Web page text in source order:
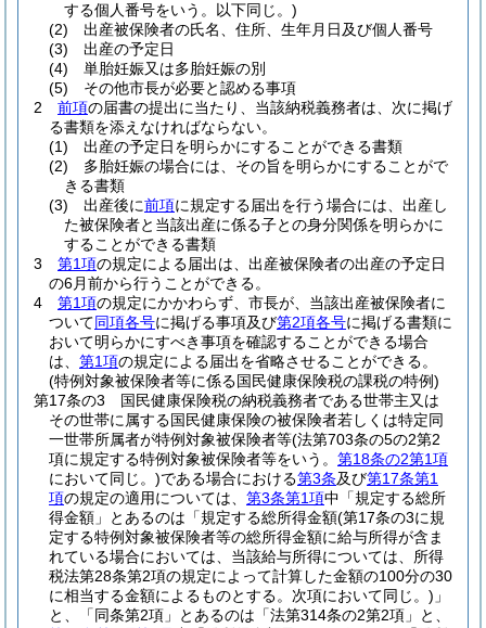
する個人番号をいう。以下同じ。)
(2)
出産被保険者の氏名、住所、生年月日及び個人番号
(3)
出産の予定日
(4)
単胎妊娠又は多胎妊娠の別
(5)
その他市長が必要と認める事項
2
前項の届書の提出に当たり、当該納税義務者は、次に掲げ
る書類を添えなければならない。
(1)
出産の予定日を明らかにすることができる書類
(2)
多胎妊娠の場合には、その旨を明らかにすることがで
きる書類
(3)
出産後に前項に規定する届出を行う場合には、出産し
た被保険者と当該出産に係る子との身分関係を明らかに
することができる書類
3
第1項の規定による届出は、出産被保険者の出産の予定日
の6月前から行うことができる。
4
第1項の規定にかかわらず、市長が、当該出産被保険者に
ついて同項各号に掲げる事項及び第2項各号に掲げる書類に
おいて明らかにすべき事項を確認することができる場合
は、 第1項の規定による届出を省略させることができる。
(特例対象被保険者等に係る国民健康保険税の課税の特例)
第17条の3
国民健康保険税の納税義務者である世帯主又は
その世帯に属する国民健康保険の被保険者若しくは特定同
一世帯所属者が特例対象被保険者等(法第703条の5の2第2
項に規定する特例対象被保険者等をいう。 第18条の2第1項
において同じ。)である場合における第3条及び第17条第1
項の規定の適用については、 第3条第1項中「規定する総所
得金額」とあるのは「規定する総所得金額(第17条の3に規
定する特例対象被保険者等の総所得金額に給与所得が含ま
れている場合においては、当該給与所得については、所得
税法第28条第2項の規定によって計算した金額の100分の30
に相当する金額によるものとする。次項において同じ。) 」
と、「同条第2項」とあるのは「法第314条の2第2項」と、